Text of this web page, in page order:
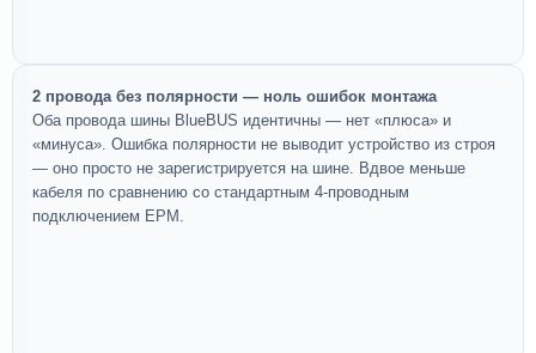
2 провода без полярности — ноль ошибок монтажа
Оба провода шины BlueBUS идентичны — нет «плюса» и
«минуса». Ошибка полярности не выводит устройство из строя
— оно просто не зарегистрируется на шине. Вдвое меньше
кабеля по сравнению со стандартным 4-проводным
подключением EPM.